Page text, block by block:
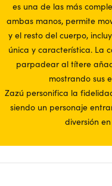
es una de las más
ambas manos, permite
y el resto del cuerpo,
única y característica. La
parpadear al títere
mostrando sus
Zazú personifica la
siendo un personaje
diversión